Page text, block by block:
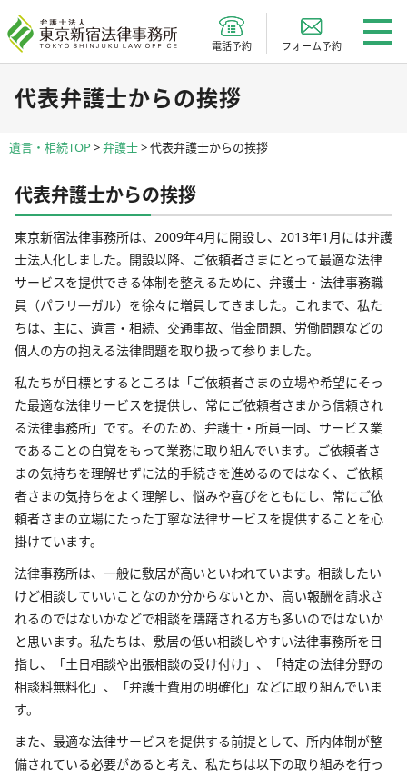
電話予約 フォーム予約
代表弁護士からの挨拶
遺言・相続TOP>弁護士>代表弁護士からの挨拶
代表弁護士からの挨拶
東京新宿法律事務所は、2009年4月に開設し、2013年1月には弁護
士法人化しました。開設以降、ご依頼者さまにとって最適な法律
サービスを提供できる体制を整えるために、弁護士・法律事務職
員（パラリ―ガル）を徐々に増員してきました。これまで、私た
ちは、主に、遺言・相続、交通事故、借金問題、労働問題などの
個人の方の抱える法律問題を取り扱って参りました。
私たちが目標とするところは「ご依頼者さまの立場や希望にそっ
た最適な法律サービスを提供し、常にご依頼者さまから信頼され
る法律事務所」です。そのため、弁護士・所員一同、サービス業
であることの自覚をもって業務に取り組んでいます。ご依頼者さ
まの気持ちを理解せずに法的手続きを進めるのではなく、ご依頼
者さまの気持ちをよく理解し、悩みや喜びをともにし、常にご依
頼者さまの立場にたった丁寧な法律サービスを提供することを心
掛けています。
法律事務所は、一般に敷居が高いといわれています。相談したい
けど相談していいことなのか分からないとか、高い報酬を請求さ
れるのではないかなどで相談を躊躇される方も多いのではないか
と思います。私たちは、敷居の低い相談しやすい法律事務所を目
指し、「土日相談や出張相談の受け付け」、「特定の法律分野の
相談料無料化」、「弁護士費用の明確化」などに取り組んでいま
す。
また、最適な法律サービスを提供する前提として、所内体制が整
備されている必要があると考え、私たちは以下の取り組みを行っ